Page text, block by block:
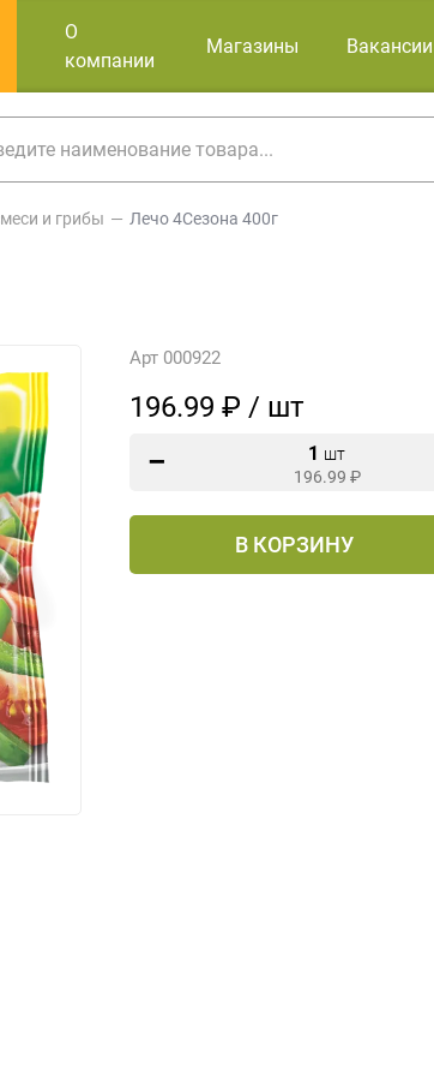
О
компании
Магазины Вакансии
и грибы Лечо 4Сезона 400г
Арт 000922
196.99 ₽ / шт
1 шт
196.99 ₽
В КОРЗИНУ